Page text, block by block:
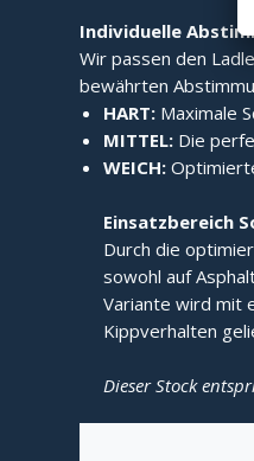
Individuelle
Wir passen den
bewährten
HART: Maximale
MITTEL: Die
WEICH:
Einsatzbereich
Durch die
sowohl auf
Variante wird mit
Kippverhalten
Dieser Stock